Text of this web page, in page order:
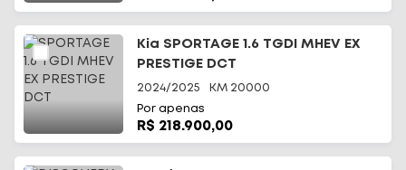
Kia SPORTAGE 1.6 TGDI MHEV EX
PRESTIGE DCT
2024/2025 KM 20000
Por apenas
R$ 218.900,00